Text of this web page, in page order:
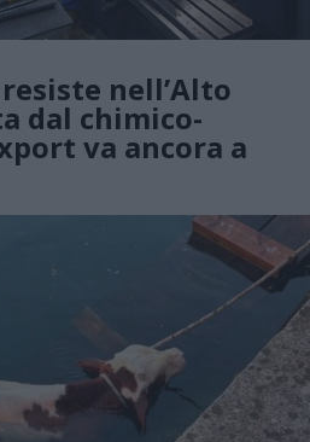
nell’Alto
dal chimico-
va ancora a